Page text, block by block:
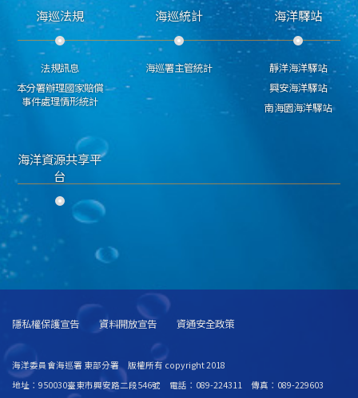
海巡法規
法規訊息
本分署辦理國家賠償
事件處理情形統計
海巡統計
海巡署主管統計
海洋驛站
靜洋海洋驛站
興安海洋驛站
南海園海洋驛站
海洋資源共享平
台
隱私權保護宣告 資料開放宣告 資通安全政策
海洋委員會海巡署 東部分署 版權所有 copyright 2018
地址：950030臺東市興安路二段546號 電話：089-224311 傳真：089-229603